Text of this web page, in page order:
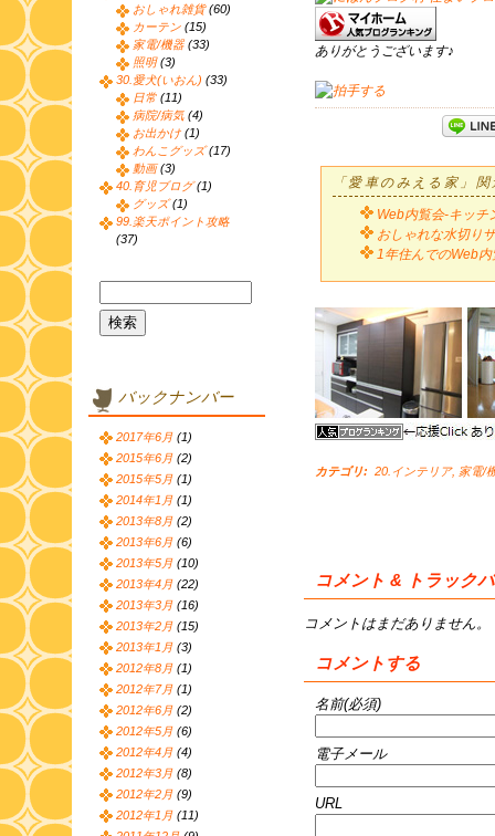
ありがとうございます♪
「愛車のみえる家」
Web内覧会-キッチ
おしゃれな水切り
1年住んでのWeb
カテゴリ: 20.インテリア, 家電/
コメント & トラック
コメントはまだありません。
コメントする
名前(必須)
電子メール
URL
おしゃれ雑貨(60)
カーテン (15)
家電/機器 (33)
照明(3)
30.愛犬(いおん) (33)
日常 (11)
病院/病気 (4)
お出かけ (1)
わんこグッズ(17)
動画(3)
40.育児ブログ(1)
グッズ(1)
99.楽天ポイント攻略
(37)
バックナンバー
2017年6月 (1)
2015年6月 (2)
2015年5月 (1)
2014年1月 (1)
2013年8月 (2)
2013年6月 (6)
2013年5月 (10)
2013年4月 (22)
2013年3月 (16)
2013年2月 (15)
2013年1月 (3)
2012年8月 (1)
2012年7月 (1)
2012年6月 (2)
2012年5月 (6)
2012年4月 (4)
2012年3月 (8)
2012年2月 (9)
2012年1月 (11)